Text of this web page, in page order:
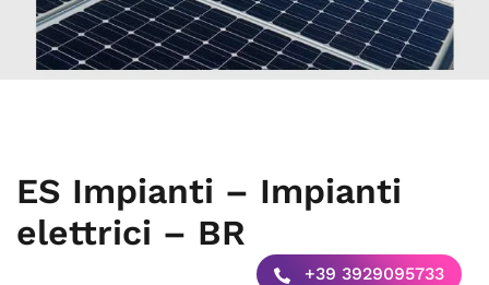
ES Impianti – Impianti
elettrici – BR
+39 3929095733